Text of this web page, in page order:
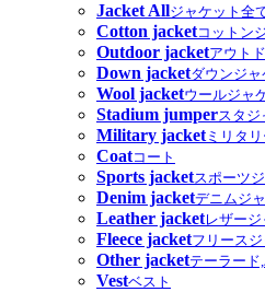
Jacket Allジャケット全
Cotton jacketコットン
Outdoor jacketアウト
Down jacketダウンジャ
Wool jacketウールジャ
Stadium jumperスタジ
Military jacketミリタ
Coatコート
Sports jacketスポーツ
Denim jacketデニムジ
Leather jacketレザージ
Fleece jacketフリースジ
Other jacketテーラード
Vestベスト